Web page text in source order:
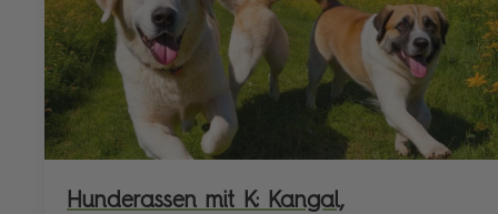
Hunderassen mit K: Kangal,